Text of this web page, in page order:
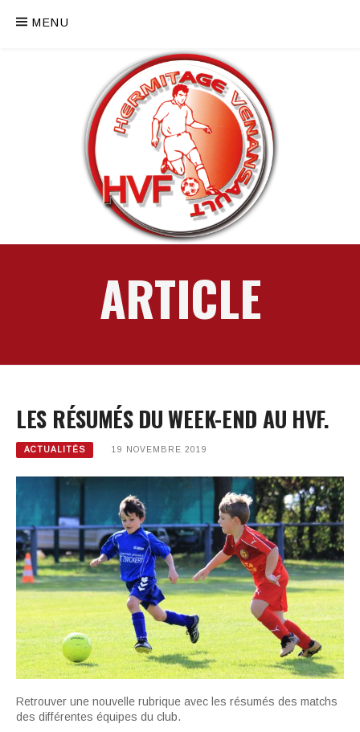
MENU
ARTICLE
LES RÉSUMÉS DU WEEK-END AU HVF.
ACTUALITÉS 19 NOVEMBRE 2019
Retrouver une nouvelle rubrique avec les résumés des matchs
des différentes équipes du club.